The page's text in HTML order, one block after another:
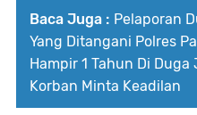
Baca Juga : Pelaporan
Yang Ditangani Polres
Hampir 1 Tahun Di
Korban Minta Keadilan